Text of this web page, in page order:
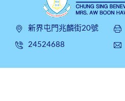
新界屯門兆麟街20號
24524688